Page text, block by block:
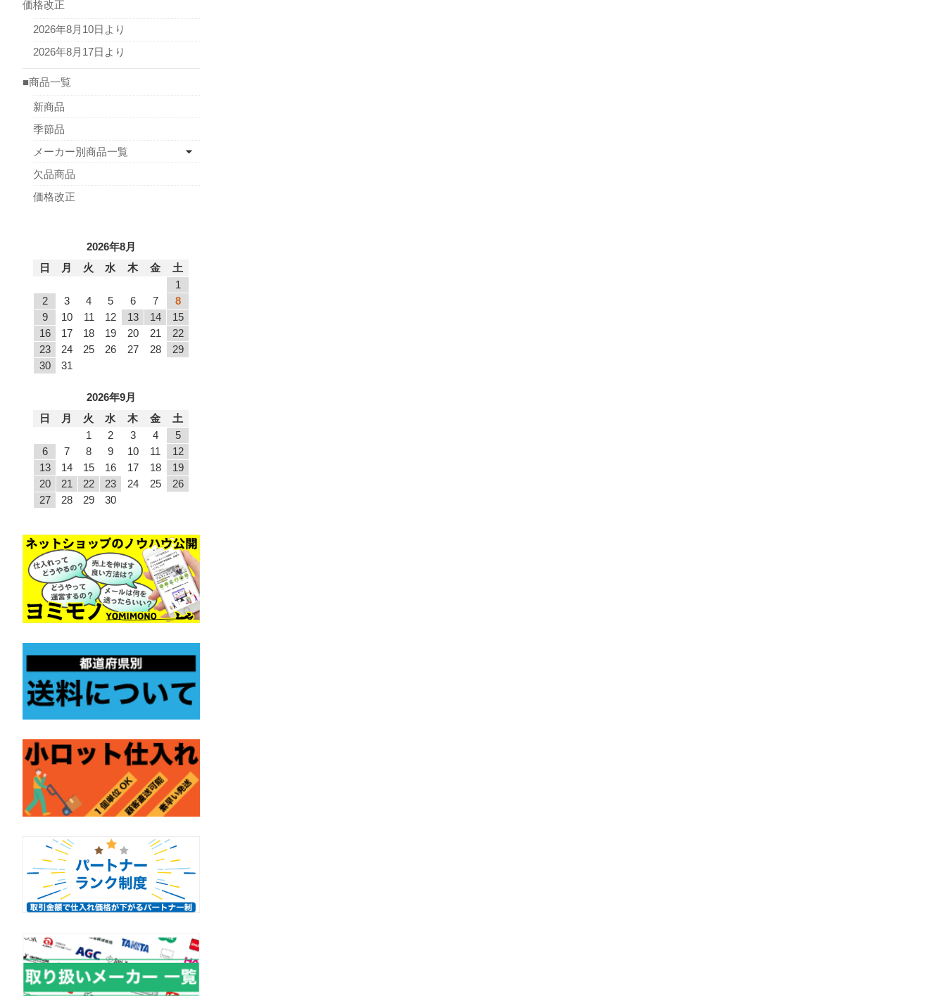
価格改正
2026年8月10日より
2026年8月17日より
■商品一覧
新商品
季節品
メーカー別商品一覧
欠品商品
価格改正
2026年8月
日
月 火 水 木 金
土
1
2
3 4 5 6 7
8
9
10 11 12 13 14
15
16
17 18 19 20 21
22
23
24 25 26 27 28
29
30
31
2026年9月
日
月 火 水 木 金
土
1
2 3 4
5
6
7 8 9 10 11
12
13
14 15 16 17 18
19
20
21 22 23 24 25
26
27
28 29 30